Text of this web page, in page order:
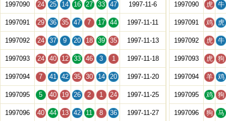
1997090 24 25 14 16 27 33 47 1997-11-6
1997091 29 36 35 47 7 17 44 1997-11-11
1997092 24 37 9 20 18 39 35 1997-11-13
1997093 24 40 12 33 46 3 1 1997-11-18
1997094 7 41 42 35 30 14 20 1997-11-20
1997095 5 40 19 26 2 1 24 1997-11-25
1997096 40 44 13 42 11 8 36 1997-11-27
1997090 虎 牛
1997091 鸡 虎
1997092 虎 牛
1997093 虎 狗
1997094 羊 鸡
1997095 鸡 狗
1997096 狗 马